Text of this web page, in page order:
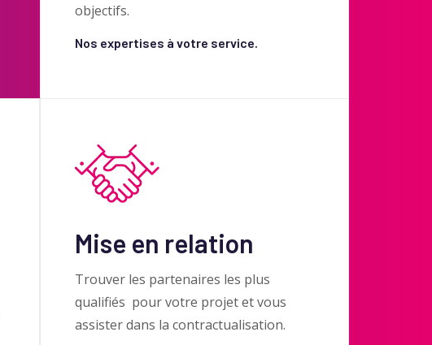
objectifs.
Nos expertises à votre service.
Mise en relation
Trouver les partenaires les plus
qualifiés pour votre projet et vous
assister dans la contractualisation.